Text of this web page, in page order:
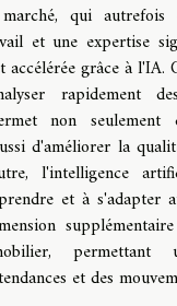
qui autrefois
et une expertise
accélérée grâce à l'IA.
rapidement
non
d'améliorer la
l'intelligence
et à s'adapter
permettant
et des